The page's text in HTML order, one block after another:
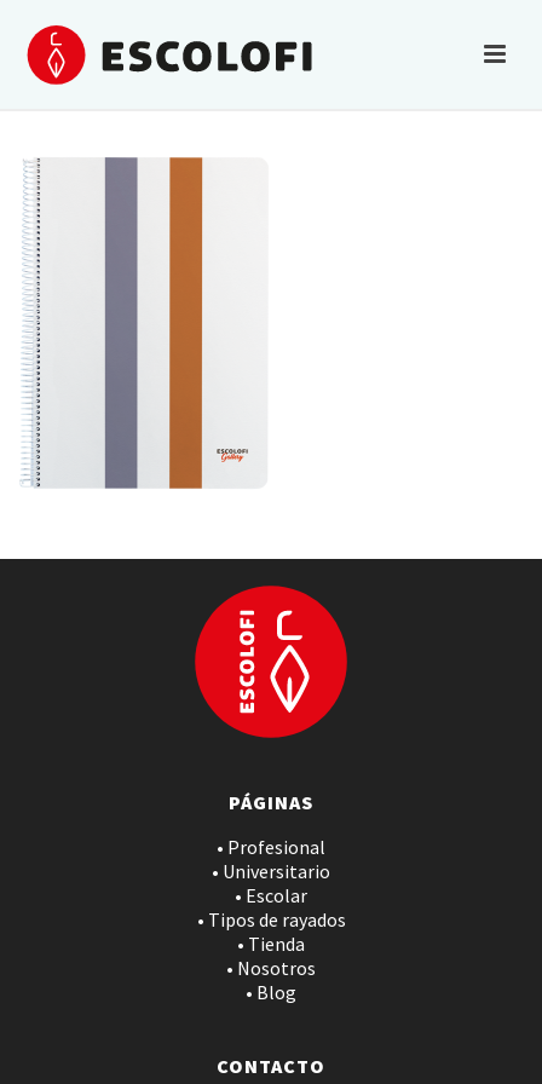
PÁGINAS
• Profesional
• Universitario
• Escolar
• Tipos de rayados
• Tienda
• Nosotros
• Blog
CONTACTO